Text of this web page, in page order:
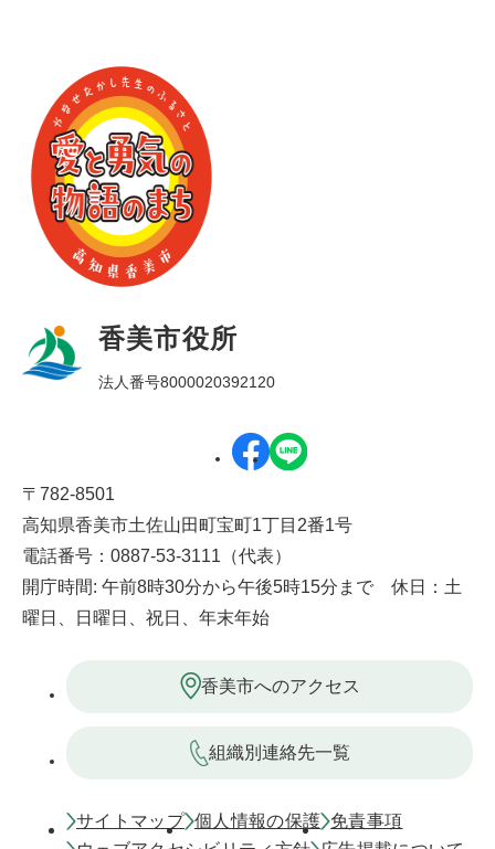
香美市役所
法人番号8000020392120
〒782-8501
高知県香美市土佐山田町宝町1丁目2番1号
電話番号：0887-53-3111（代表）
開庁時間: 午前8時30分から午後5時15分まで 休日：土
曜日、日曜日、祝日、年末年始
香美市へのアクセス
組織別連絡先一覧
サイトマップ 個人情報の保護 免責事項